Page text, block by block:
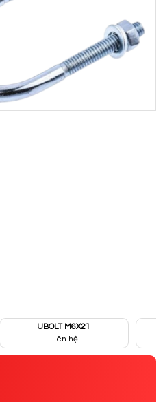
UBOLT M6X21
Liên hệ